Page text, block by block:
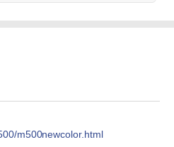
m500newcolor.html